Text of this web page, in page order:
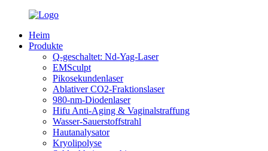
Heim
Produkte
Q-geschaltet: Nd-Yag-Laser
EMSculpt
Pikosekundenlaser
Ablativer CO2-Fraktionslaser
980-nm-Diodenlaser
Hifu Anti-Aging & Vaginalstraffung
Wasser-Sauerstoffstrahl
Hautanalysator
Kryolipolyse